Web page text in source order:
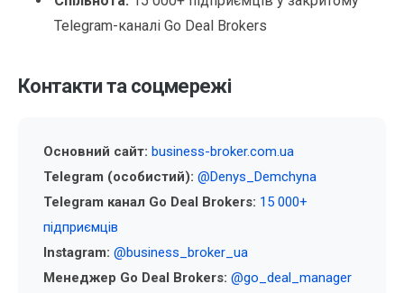
Telegram-каналі Go Deal Brokers
Контакти та соцмережі
Основний сайт: business-broker.com.ua
Telegram (особистий): @Denys_Demchyna
Telegram канал Go Deal Brokers: 15 000+
підприємців
Instagram: @business_broker_ua
Менеджер Go Deal Brokers: @go_deal_manager